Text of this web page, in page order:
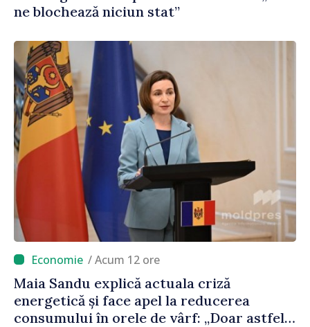
ne blochează niciun stat”
/ Acum 12 ore
Maia Sandu explică actuala criză
energetică și face apel la reducerea
consumului în orele de vârf: „Doar astfel